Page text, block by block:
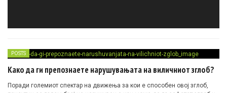
POSTS
Како да ги препознаете нарушувањата на виличниот зглоб?
Поради големиот спектар на движења за кои е способен овој зглоб,